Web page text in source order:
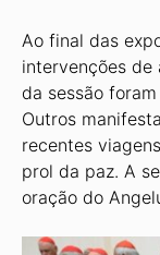
Ao final das
intervenções de
da sessão
Outros
recentes
prol da paz. A
oração do